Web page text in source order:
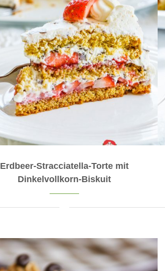
Erdbeer-Stracciatella-Torte mit
Dinkelvollkorn-Biskuit